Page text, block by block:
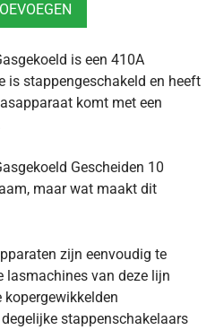
Gescheiden 10
maar wat maakt dit
zijn eenvoudig te
lasmachines van deze lijn
stappenschakelaars
is een 410A
is stappengeschakeld en heeft
komt met een